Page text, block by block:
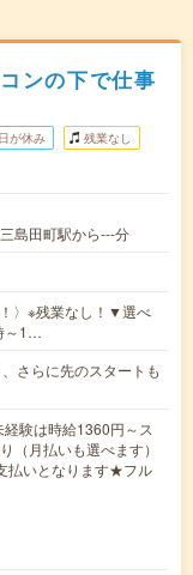
ンの下で仕事
が休み 残業なし
島田町駅から---分
〉※残業なし！▼選べ
～1…
らに先のスタートも
験は時給1360円～ス
（月払いも選べます）
払いとなります★フル